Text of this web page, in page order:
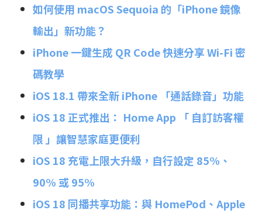
如何使用 macOS Sequoia 的「iPhone 鏡像
輸出」新功能？
iPhone 一鍵生成 QR Code 快速分享 Wi-Fi 密
碼教學
iOS 18.1 帶來全新 iPhone 「通話錄音」功能
iOS 18 正式推出： Home App 「 自訂訪客權
限 」讓智慧家庭更便利
iOS 18 充電上限大升級，自行設定 85%、
90% 或 95%
iOS 18 同播共享功能：與 HomePod、Apple